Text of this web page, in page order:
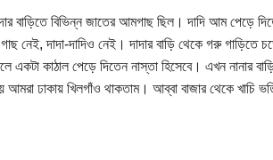
বাড়িতে বিভিন্ন জাতের আমগাছ ছিল। দাদি আম পেড়ে
নেই, দাদা-দাদিও নেই। দাদার বাড়ি থেকে গরু গাড়িতে
একটা কাঠাল পেড়ে দিতেন নাস্তা হিসেবে। এখন নানার
ঢাকায় খিলগাঁও থাকতাম। আব্বা বাজার থেকে খাচি